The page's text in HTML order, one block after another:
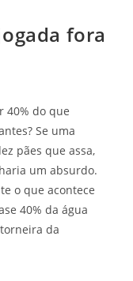
fora
40% do que
Se uma
pães que assa,
um absurdo.
o que acontece
40% da água
da